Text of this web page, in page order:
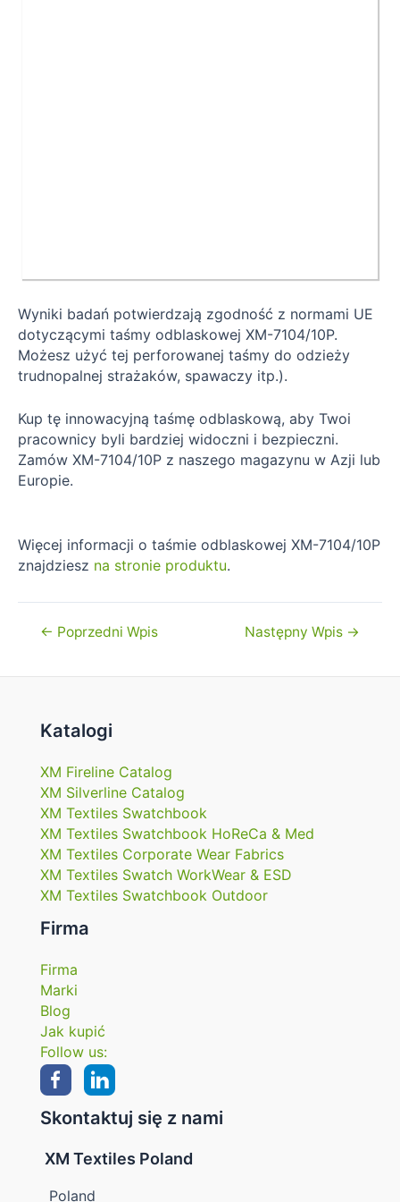
Wyniki badań potwierdzają zgodność z normami UE
dotyczącymi taśmy odblaskowej XM-7104/10P.
Możesz użyć tej perforowanej taśmy do odzieży
trudnopalnej strażaków, spawaczy itp.).
Kup tę innowacyjną taśmę odblaskową, aby Twoi
pracownicy byli bardziej widoczni i bezpieczni.
Zamów XM-7104/10P z naszego magazynu w Azji lub
Europie.
Więcej informacji o taśmie odblaskowej XM-7104/10P
znajdziesz na stronie produktu.
Nawigacja
← Poprzedni Wpis Następny Wpis →
Katalogi
XM Fireline Catalog
XM Silverline Catalog
XM Textiles Swatchbook
XM Textiles Swatchbook HoReCa & Med
XM Textiles Corporate Wear Fabrics
XM Textiles Swatch WorkWear & ESD
XM Textiles Swatchbook Outdoor
Firma
Firma
Marki
Blog
Jak kupić
Follow us:
Skontaktuj się z nami
XM Textiles Poland
Poland